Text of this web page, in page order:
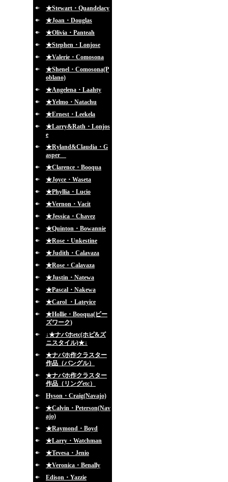
★Stewart・Quandelacy
★Joan・Douglas
★Olivia・Panteah
★Stephen・Lonjose
★Valerie・Comosona
★Shenel・Comosona(P
oblano)
★Angelena・Laahty
★Yelmo・Natachu
★Ernest・Leekela
★Larry&Rath・Lonjos
e
★Ryland&Claudia・G
asper
★Clarence・Booqua
★Joyce・Waseta
★Phyllia・Lucio
★Vernon・Vacit
★Jessica・Chavez
★Quinton・Bowannie
★Rose・Unkestine
★Judith・Calavaza
★Rose・Calavaza
★Justin・Natewa
★Pascal・Nakewa
★Carol ・Lateyice
★Hollie・Booqua(ビー
ズワーク)
↓★ナバホetc(ホピ&ズ
ニスタイル)★↓
★ナバホ作クラスター
作品（バングル）
★ナバホ作クラスター
作品（リングetc）
Hyson・Craig(Navajo)
★Calvin・Peterson(Nav
ajo)
★Raymond・Boyd
★Larry・Watchman
★Tevesa・Jenio
★Veronica・Benally
Edison・Yazzie